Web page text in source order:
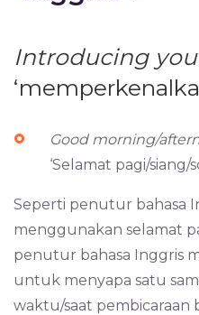
Introducing
Good morning/
‘Selamat pagi/siang/
Seperti penutur bahasa
menggunakan selamat
penutur bahasa Inggris
untuk menyapa satu
waktu/saat pembicaraan